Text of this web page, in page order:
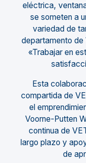
eléctrica,
se someten a
variedad de
departamento de
«Trabajar en
Esta
compartida de
el
Voorne-Putten
continua de
largo plazo y
de